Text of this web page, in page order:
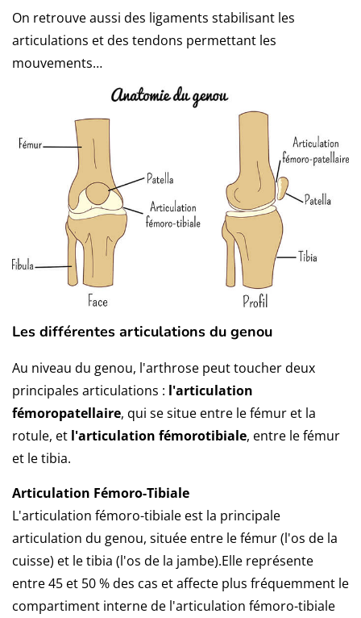
On retrouve aussi des ligaments stabilisant les
articulations et des tendons permettant les
mouvements…
Les différentes articulations du genou
Au niveau du genou, l'arthrose peut toucher deux
principales articulations : l'articulation
fémoropatellaire, qui se situe entre le fémur et la
rotule, et l'articulation fémorotibiale, entre le fémur
et le tibia.
Articulation Fémoro-Tibiale
L'articulation fémoro-tibiale est la principale
articulation du genou, située entre le fémur (l'os de la
cuisse) et le tibia (l'os de la jambe).Elle représente
entre 45 et 50 % des cas et affecte plus fréquemment le
compartiment interne de l'articulation fémoro-tibiale